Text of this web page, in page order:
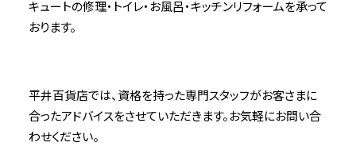
キュートの修理・トイレ・お風呂・キッチンリフォームを承って
おります。
平井百貨店では、資格を持った専門スタッフがお客さまに
合ったアドバイスをさせていただきます。お気軽にお問い合
わせください。